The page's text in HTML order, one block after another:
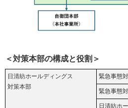
＜対策本部の構成と役割＞
日清紡ホールディングス
対策本部
緊急事態
緊急事態
日清紡ホ